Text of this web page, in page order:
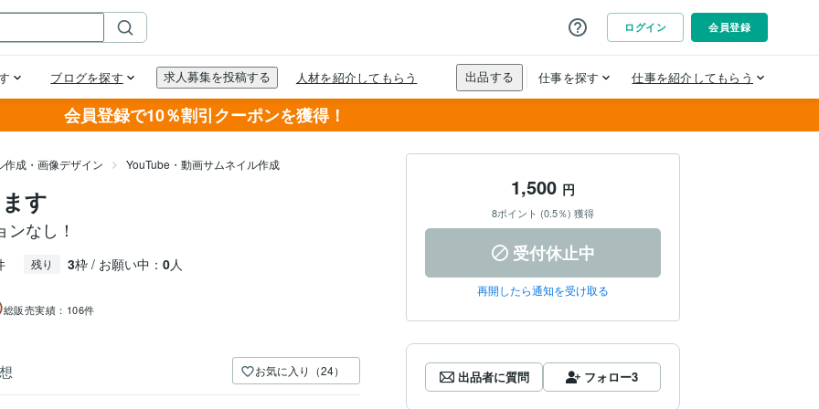
会員登録で10％割引クーポンを獲得！
作成・画像デザイン YouTube・動画サムネイル作成
す
なし！
残り 3枠 / お願い中： 0人
総販売実績： 106件
お気に入り（24）
1,500 円
8ポイント (0.5％) 獲得
受付休止中
再開したら通知を受け取る
出品者に質問 フォロー3